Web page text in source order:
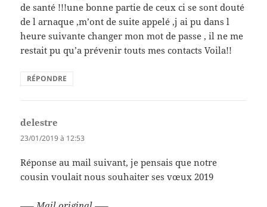
de santé !!!une bonne partie de ceux ci se sont douté
de l arnaque ,m’ont de suite appelé ,j ai pu dans l
heure suivante changer mon mot de passe , il ne me
restait pu qu’a prévenir touts mes contacts Voila!!
RÉPONDRE
delestre
23/01/2019 à 12:53
Réponse au mail suivant, je pensais que notre
cousin voulait nous souhaiter ses vœux 2019